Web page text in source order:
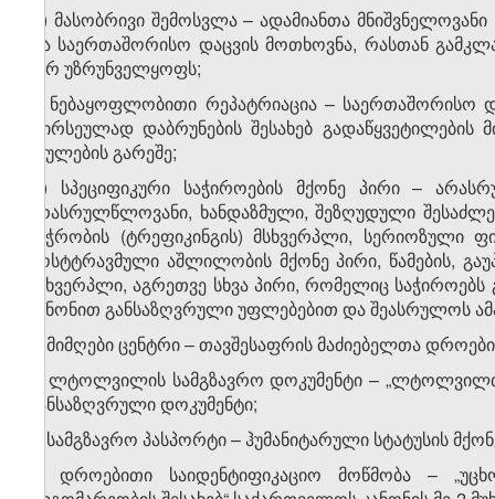
ფ) მასობრივი შემოსვლა – ადამიანთა
და საერთაშორისო დაცვის მოთხოვნა, რასთან
ვერ უზრუნველყოფს;
ქ) ნებაყოფლობითი რეპატრიაცია – საერთაშორისო
ღირსეულად დაბრუნების შესახებ
იძულების გარეშე;
ღ) სპეციფიკური საჭიროების მქონე პირი –
არასრულწლოვანი, ხანდაზმული, შეზღუდული
ვაჭრობის (ტრეფიკინგის) მსხვერპლი, სერიოზული
პოსტტრავმული აშლილობის მქონე პირი, წამების,
მსხვერპლი, აგრეთვე სხვა პირი, რომელიც
კანონით განსაზღვრული უფლებებით და შეასრულოს
ყ) მიმღები ცენტრი – თავშესაფრის მაძიებელთა
შ) ლტოლვილის სამგზავრო დოკუმენტი –
განსაზღვრული დოკუმენტი;
ჩ) სამგზავრო პასპორტი – ჰუმანიტარული სტატუსის
ც) დროებითი საიდენტიფიკაციო მოწმობა –